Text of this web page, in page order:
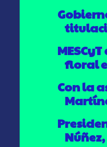
floral
Con la